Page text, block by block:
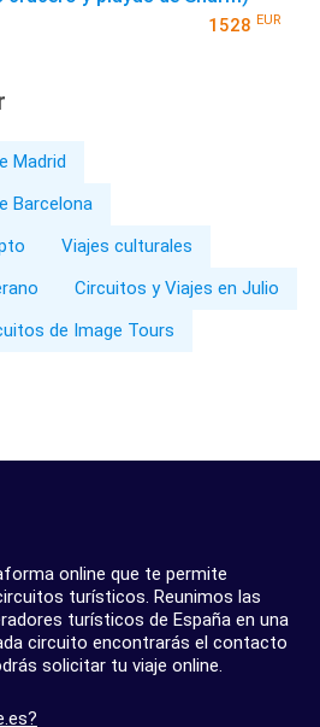
1528 EUR
Madrid
Barcelona
Viajes culturales
Circuitos y Viajes en Julio
de Image Tours
online que te permite
turísticos. Reunimos las
turísticos de España en una
circuito encontrarás el contacto
solicitar tu viaje online.